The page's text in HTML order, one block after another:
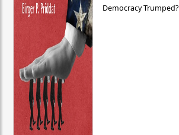
Democracy Trumped?